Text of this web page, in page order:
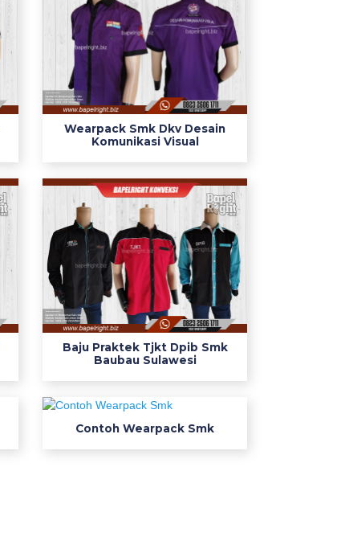
Wearpack Smk Dkv Desain
Komunikasi Visual
Baju Praktek Tjkt Dpib Smk
Baubau Sulawesi
Contoh Wearpack Smk